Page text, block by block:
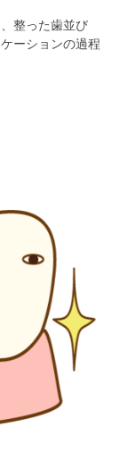
整った歯並び
ーションの過程